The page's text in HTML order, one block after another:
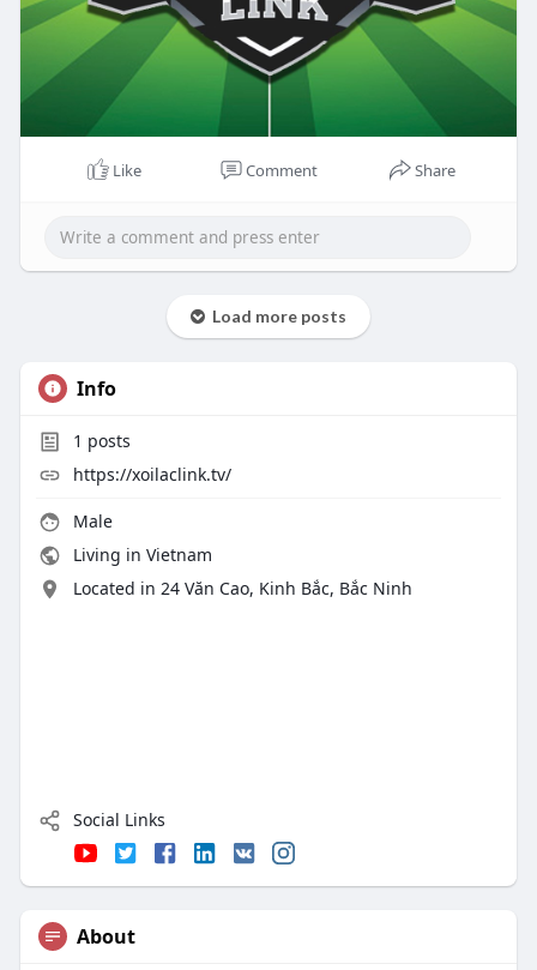
Like Comment Share
Load more posts
Info
1 posts
https://xoilaclink.tv/
Male
Living in Vietnam
Located in 24 Văn Cao, Kinh Bắc, Bắc Ninh
Social Links
About